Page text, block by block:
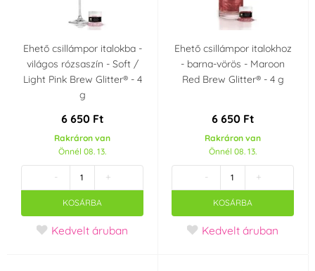
Gluténmentes termék
(Gluten free) (16)
Anélkül, genetikailag
összetevőket (GMO-
mentes) (16)
(Lactose free)
vagy cukormentes
Alkalmas vegánok
számára
Kóser (kosher) (16)
Party témája
Ehető csillámpor italokba -
világos rózsaszín - Soft /
Light Pink Brew Glitter® - 4
g
6 650 Ft
Rakráron van
Önnél 08. 13.
- +
KOSÁRBA
Kedvelt áruban
Ehető csillámpor italokhoz
- barna-vörös - Maroon
Red Brew Glitter® - 4 g
6 650 Ft
Rakráron van
Önnél 08. 13.
- +
KOSÁRBA
Kedvelt áruban